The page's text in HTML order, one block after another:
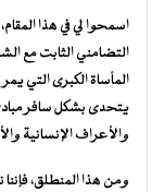
اسمحوا لي في هذا
التضامني الثابت مع
المأساة الكبرى التي
يتحدى بشكل سافر مبادئ
والأعراف الإنسانية
ومن هذا المنطلق،